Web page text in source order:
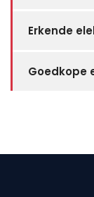
Erkende
Goedkope